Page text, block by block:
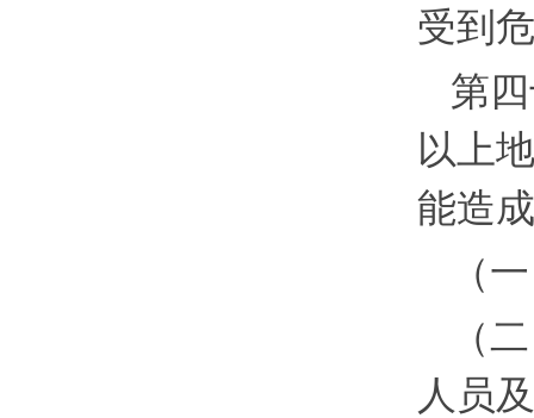
受到
第
以上
能造
（
（
人员